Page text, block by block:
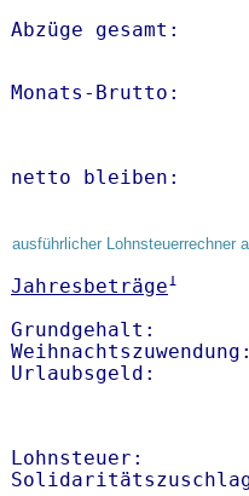
Abzüge gesamt:
Monats-
netto
ausführlicher Lohnsteuerrechner
Jahresbeträge1
Grundgehalt:
Lohnsteuer: